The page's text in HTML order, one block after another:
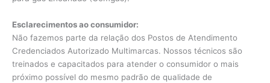
Esclarecimentos ao consumidor:
Não fazemos parte da relação dos Postos de Atendimento
Credenciados Autorizado Multimarcas. Nossos técnicos são
treinados e capacitados para atender o consumidor o mais
próximo possível do mesmo padrão de qualidade de